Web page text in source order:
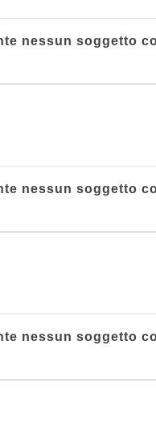
nessun soggetto
nessun soggetto
nessun soggetto